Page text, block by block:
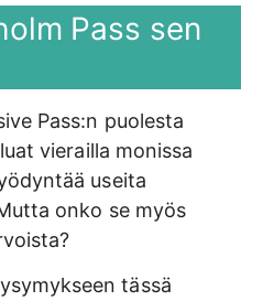
Pass sen
Pass:n puolesta
vierailla monissa
useita
onko se myös
tässä